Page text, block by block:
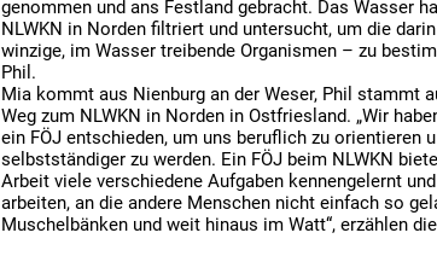
genommen und ans Festland gebracht. Das Wasser
NLWKN in Norden filtriert und untersucht, um die
winzige, im Wasser treibende Organismen – zu
Phil.
Mia kommt aus Nienburg an der Weser, Phil stammt
Weg zum NLWKN in Norden in Ostfriesland. „Wir
ein FÖJ entschieden, um uns beruflich zu orientieren
selbstständiger zu werden. Ein FÖJ beim NLWKN
Arbeit viele verschiedene Aufgaben kennengelernt
arbeiten, an die andere Menschen nicht einfach so
Muschelbänken und weit hinaus im Watt“, erzählen